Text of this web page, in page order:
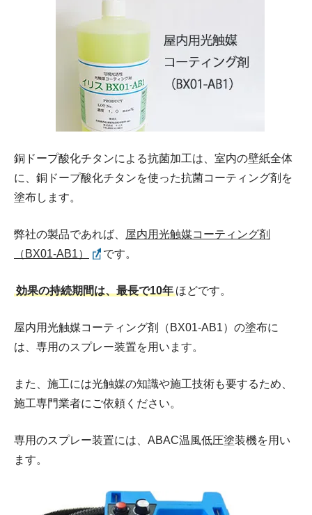
銅ドープ酸化チタンによる抗菌加工は、室内の壁紙全体
に、銅ドープ酸化チタンを使った抗菌コーティング剤を
塗布します。
弊社の製品であれば、
屋内用光触媒コーティング剤
（BX01-AB1）
です。
効果の持続期間は、最長で10年 ほどです。
屋内用光触媒コーティング剤（BX01-AB1）の塗布に
は、専用のスプレー装置を用います。
また、施工には光触媒の知識や施工技術も要するため、
施工専門業者にご依頼ください。
専用のスプレー装置には、ABAC温風低圧塗装機を用い
ます。